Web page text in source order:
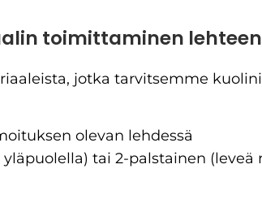
toimittaminen lehteen
jotka tarvitsemme
olevan lehdessä
tai 2-palstainen (leveä